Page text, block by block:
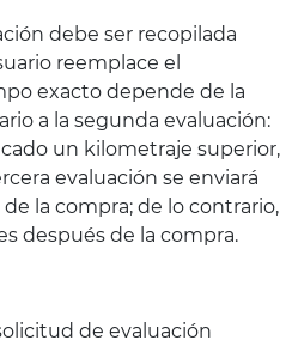
debe ser recopilada
reemplace el
exacto depende de la
a la segunda evaluación:
un kilometraje superior,
evaluación se enviará
la compra; de lo contrario,
después de la compra.
de evaluación